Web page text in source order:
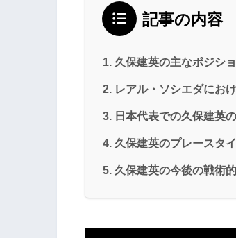
記事の内容
久保建英の主なポジシ
レアル・ソシエダにお
日本代表での久保建英
久保建英のプレースタ
久保建英の今後の戦術